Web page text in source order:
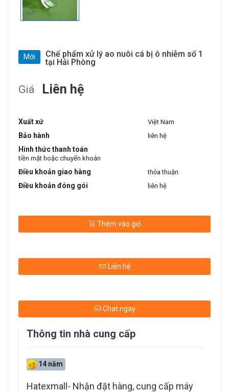
Mới
Chế phẩm xử lý ao nuôi cá bị ô nhiễm số 1
tại Hải Phòng
Giá Liên hệ
Xuất xứ Việt Nam
Bảo hành liên hệ
Hình thức thanh toán
tiền mặt hoặc chuyển khoản
Điều khoản giao hàng thỏa thuận
Điều khoản đóng gói liên hệ
Thêm vào giỏ
Liên hệ
Chat ngay
Thông tin nhà cung cấp
14 năm
Hatexmall- Nhận đặt hàng, cung cấp máy